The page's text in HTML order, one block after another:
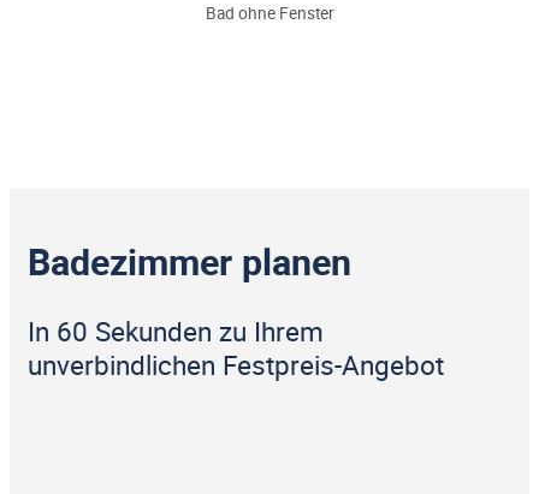
Bad ohne Fenster
Badezimmer planen
In 60 Sekunden zu Ihrem
unverbindlichen Festpreis-Angebot